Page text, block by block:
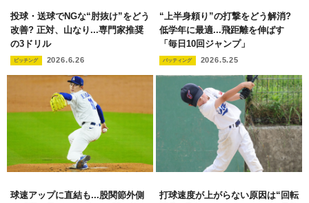
投球・送球でNGな“肘抜け”をどう
改善? 正対、山なり...専門家推奨
の3ドリル
ピッチング 2026.6.26
“上半身頼り”の打撃をどう解消?
低学年に最適...飛距離を伸ばす
「毎日10回ジャンプ」
バッティング 2026.5.25
球速アップに直結も...股関節外側
打球速度が上がらない原因は“回転